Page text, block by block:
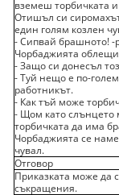
вземеш торбичката
Отишъл си
един голям козлен
- Сипвай брашното! -
Чорбаджията
- Защо си донесъл
- Туй нещо е по-
работникът.
- Как тъй може
- Щом като слънцето
торбичката да има
Чорбаджията се
чувал.
Отговор
Приказката може да
съкращения.